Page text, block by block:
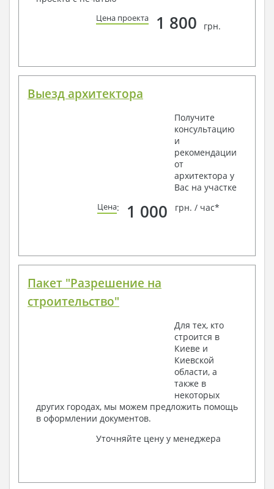
Цена проекта 1 800 грн.
Выезд архитектора
Получите
консультацию
и
рекомендации
от
архитектора у
Вас на участке
Цена: 1 000 грн. / час*
Пакет "Разрешение на
строительство"
Для тех, кто
строится в
Киеве и
Киевской
области, а
также в
некоторых
других городах, мы можем предложить помощь
в оформлении документов.
Уточняйте цену у менеджера